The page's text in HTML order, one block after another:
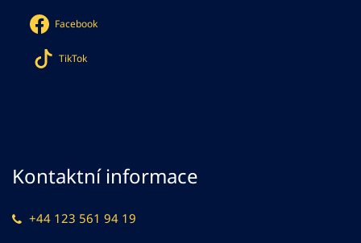
Facebook
TikTok
Kontaktní informace
+44 123 561 94 19